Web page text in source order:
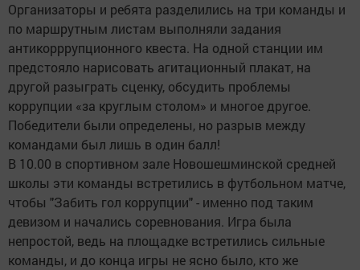
Организаторы и ребята разделились на три команды и
по маршрутным листам выполняли задания
антикорррупционного квеста. На одной станции им
предстояло нарисовать агитационный плакат, на
другой разыграть сценку, обсудить проблемы
коррупции «за круглым столом» и многое другое.
Победители были определены, но разрыв между
командами был лишь в один балл!
В 10.00 в спортивном зале Новошешминской средней
школы эти команды встретились в футбольном матче,
чтобы "Забить гол коррупции" - именно под таким
девизом и начались соревнования. Игра была
непростой, ведь на площадке встретились сильные
команды, и до конца игры не ясно было, кто же